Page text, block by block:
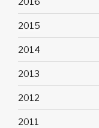
2015
2014
2013
2012
2011